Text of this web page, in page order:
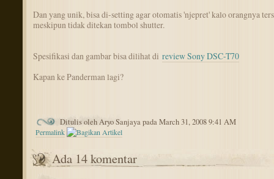
Dan yang unik, bisa di-setting agar otomatis 'njepret' kalo orangnya
meskipun tidak ditekan tombol shutter.
Spesifikasi dan gambar bisa dilihat di review Sony DSC-T70
Kapan ke Panderman lagi?
Ditulis oleh Aryo Sanjaya pada March 31, 2008 9:41 AM
Permalink
Ada 14 komentar